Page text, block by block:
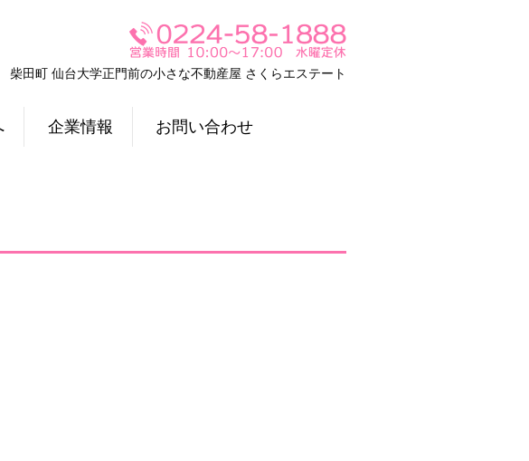
柴田町 仙台大学正門前の小さな不動産屋 さくらエステート
企業情報 お問い合わせ